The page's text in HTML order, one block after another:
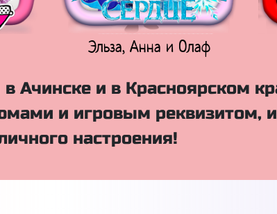
Эльза, Анна и Олаф
Ачинске и в Красноярском
и игровым реквизитом,
настроения!